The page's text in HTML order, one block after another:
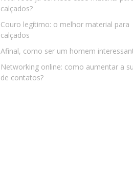
calçados?
Couro legítimo: o melhor material para
calçados
Afinal, como ser um homem
Networking online: como aumentar a
de contatos?